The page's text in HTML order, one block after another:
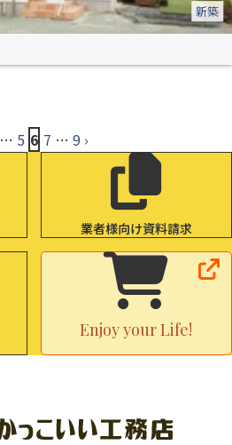
新築
… 5 6 7 … 9 ›
業者様向け資料請求
Enjoy your Life!